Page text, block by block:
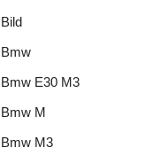
Bild
Bmw
Bmw E30 M3
Bmw M
Bmw M3